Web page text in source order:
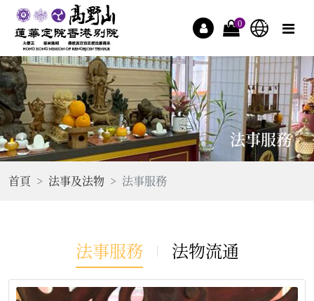
0
法事服務
首頁 法事及法物 法事服務
法事服務 法物流通